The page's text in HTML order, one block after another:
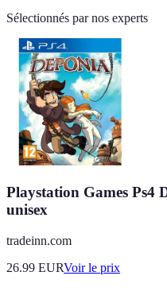
Sélectionnés par nos experts
Playstation Games Ps4
unisex
tradeinn.com
26.99 EURVoir le prix